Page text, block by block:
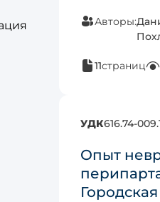
Авторы:
11страниц
УДК616.74-
Опыт